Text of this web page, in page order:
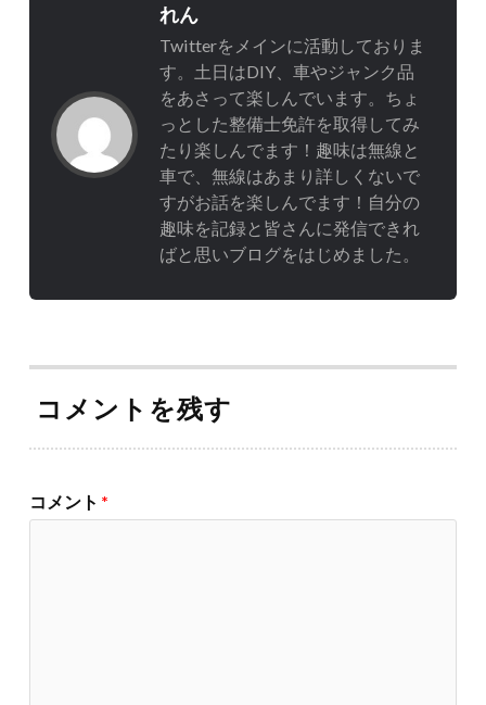
れん
Twitterをメインに活動しておりま
す。土日はDIY、車やジャンク品
をあさって楽しんでいます。ちょ
っとした整備士免許を取得してみ
たり楽しんでます！趣味は無線と
車で、無線はあまり詳しくないで
すがお話を楽しんでます！自分の
趣味を記録と皆さんに発信できれ
ばと思いブログをはじめました。
コメントを残す
コメント *